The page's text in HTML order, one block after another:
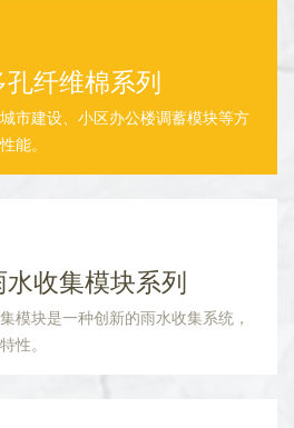
纤维棉系列
市建设、小区办公楼调蓄模块等方
能。
收集模块系列
模块是一种创新的雨水收集系统，
性。